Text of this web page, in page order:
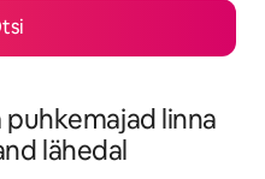
linna
lähedal